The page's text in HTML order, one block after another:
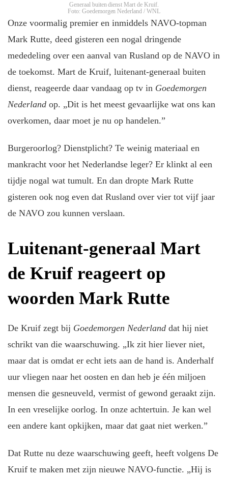
Generaal buiten dienst Mart de Kruif.
Foto: Goedemorgen Nederland / WNL
Onze voormalig premier en inmiddels NAVO-topman
Mark Rutte, deed gisteren een nogal dringende
mededeling over een aanval van Rusland op de NAVO in
de toekomst. Mart de Kruif, luitenant-generaal buiten
dienst, reageerde daar vandaag op tv in Goedemorgen
Nederlandop. „Dit is het meest gevaarlijke wat ons kan
overkomen, daar moet je nu op handelen.”
Burgeroorlog? Dienstplicht? Te weinig materiaal en
mankracht voor het Nederlandse leger? Er klinkt al een
tijdje nogal wat tumult. En dan dropte Mark Rutte
gisteren ook nog even dat Rusland over vier tot vijf jaar
de NAVO zou kunnen verslaan.
Luitenant-generaal Mart
de Kruif reageert op
woorden Mark Rutte
De Kruif zegt bij Goedemorgen Nederlanddat hij niet
schrikt van die waarschuwing. „Ik zit hier liever niet,
maar dat is omdat er echt iets aan de hand is. Anderhalf
uur vliegen naar het oosten en dan heb je één miljoen
mensen die gesneuveld, vermist of gewond geraakt zijn.
In een vreselijke oorlog. In onze achtertuin. Je kan wel
een andere kant opkijken, maar dat gaat niet werken.”
Dat Rutte nu deze waarschuwing geeft, heeft volgens De
Kruif te maken met zijn nieuwe NAVO-functie. „Hij is